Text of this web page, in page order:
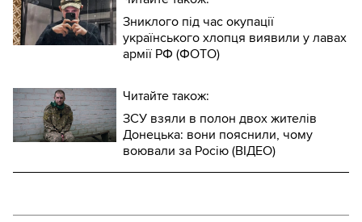
Зниклого під час окупації
українського хлопця виявили у лавах
армії РФ (ФОТО)
Читайте також:
ЗСУ взяли в полон двох жителів
Донецька: вони пояснили, чому
воювали за Росію (ВІДЕО)